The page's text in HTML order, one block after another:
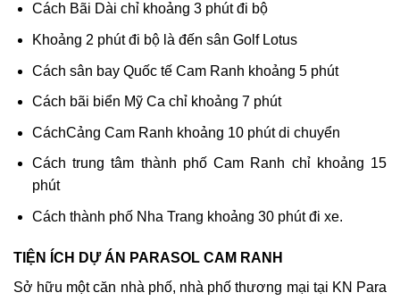
Cách Bãi Dài chỉ khoảng 3 phút đi bộ
Khoảng 2 phút đi bộ là đến sân Golf Lotus
Cách sân bay Quốc tế Cam Ranh khoảng 5 phút
Cách bãi biển Mỹ Ca chỉ khoảng 7 phút
CáchCảng Cam Ranh khoảng 10 phút di chuyển
Cách trung tâm thành phố Cam Ranh chỉ khoảng 15
phút
Cách thành phố Nha Trang khoảng 30 phút đi xe.
TIỆN ÍCH DỰ ÁN PARASOL CAM RANH
Sở hữu một căn nhà phố, nhà phố thương mại tại KN Para